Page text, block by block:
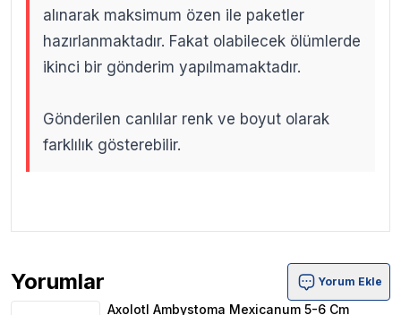
alınarak maksimum özen ile paketler
hazırlanmaktadır. Fakat olabilecek ölümlerde
ikinci bir gönderim yapılmamaktadır.
Gönderilen canlılar renk ve boyut olarak
farklılık gösterebilir.
Yorumlar
Axolotl Ambystoma Mexicanum 5-6 Cm Ürün Yorumları
Yorum Ekle
Axolotl Ambystoma Mexicanum 5-6 Cm